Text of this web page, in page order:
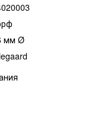
мм Ø